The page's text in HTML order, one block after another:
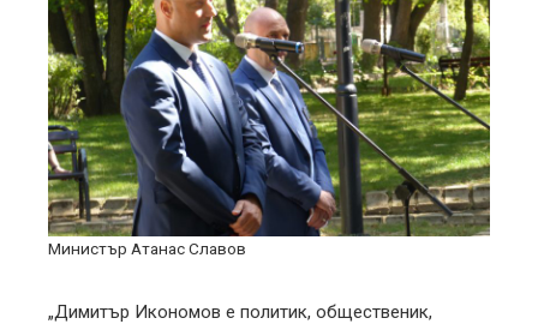
Министър Атанас Славов
„Димитър Икономов е политик, общественик,